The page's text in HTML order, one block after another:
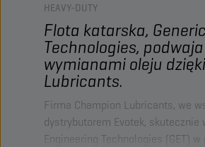
HEAVY-DUTY
Flota katarska,
Technologies,
wymianami oleju
Lubricants.
Firma Champion Lubricants, we
dystrybutorem Evotek, skutecznie
Engineering Technologies (GET)